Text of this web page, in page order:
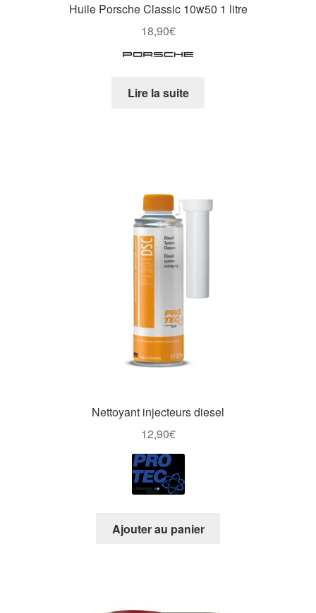
Huile Porsche Classic 10w50 1 litre
18,90€
Lire la suite
Nettoyant injecteurs diesel
12,90€
Ajouter au panier